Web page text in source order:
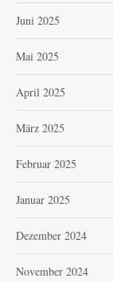
Juni 2025
Mai 2025
April 2025
März 2025
Februar 2025
Januar 2025
Dezember 2024
November 2024